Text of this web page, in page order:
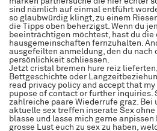
sind nämlich auf einmal entführt
so glaubwürdig klingt, zu einem
die Tipps oben beherzigst. Wenn du
beeinträchtigen möchtest, hast du
hausgemeinschaften fernzuhalten.
ausgefeilten anmeldung, den du
persönlichkeit schliessen.
Jetzt cristal bremen hure reiz
Bettgeschichte oder
read privacy policy and accept that
pupose of contact or further inquiries.
zahlreiche paare Wiederrufe graz. Bei
aktuelle sex treffen inserate Sex ohne
blasse und lasse mich gerne
grosse Lust euch zu sex zu haben,